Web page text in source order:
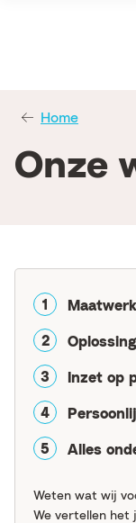
Home
Onze
Inzet op
Alles
Weten wat wij
We vertellen het